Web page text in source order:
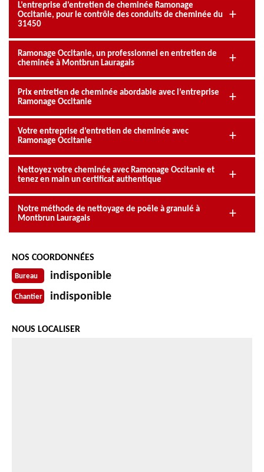
L’entreprise d’entretien de cheminée Ramonage
Occitanie, pour le contrôle des conduits de cheminée du
31450
Ramonage Occitanie, un professionnel en entretien de
cheminée à Montbrun Lauragais
Prix entretien de cheminée abordable avec l’entreprise
Ramonage Occitanie
Votre entreprise d’entretien de cheminée avec
Ramonage Occitanie
Nettoyez votre cheminée avec Ramonage Occitanie et
tenez en main un certificat authentique
Notre méthode de nettoyage de poêle à granulé à
Montbrun Lauragais
NOS COORDONNÉES
Bureau indisponible
Chantier indisponible
NOUS LOCALISER